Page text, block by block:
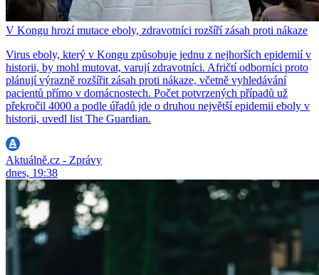
V Kongu hrozí mutace eboly, zdravotníci rozšíří zásah proti nákaze
Virus eboly, který v Kongu způsobuje jednu z nejhorších epidemií v
historii, by mohl mutovat, varují zdravotníci. Afričtí odborníci proto
plánují výrazně rozšířit zásah proti nákaze, včetně vyhledávání
pacientů přímo v domácnostech. Počet potvrzených případů už
překročil 4000 a podle úřadů jde o druhou největší epidemii eboly v
historii, uvedl list The Guardian.
Aktuálně.cz - Zprávy
dnes, 19:38